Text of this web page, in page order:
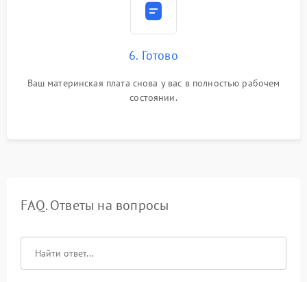
6. Готово
Ваш материнская плата снова у вас в полностью рабочем
состоянии.
FAQ. Ответы на вопросы